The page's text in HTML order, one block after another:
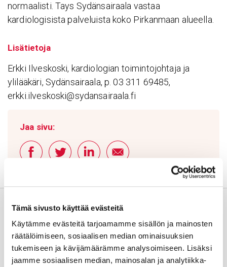
Tämä sivusto käyttää evästeitä
Käytämme evästeitä tarjoamamme sisällön ja mainosten
räätälöimiseen, sosiaalisen median ominaisuuksien
tukemiseen ja kävijämäärämme analysoimiseen. Lisäksi
jaamme sosiaalisen median, mainosalan ja analytiikka-
normaalisti. Tays Sydänsairaala vastaa
kardiologisista palveluista koko Pirkanmaan alueella.
Lisätietoja
Erkki Ilveskoski, kardiologian toimintojohtaja ja
ylilääkäri, Sydänsairaala, p. 03 311 69485,
erkki.ilveskoski@sydansairaala.fi
Jaa sivu: